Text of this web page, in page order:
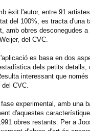
èxit l'autor, entre 91
del 100%, es tracta
amb obres desconegudes
del CVC.
es basa en dos
dels petits
interessant que
CVC.
experimental, amb una
d'aquestes
obres restants. Per a